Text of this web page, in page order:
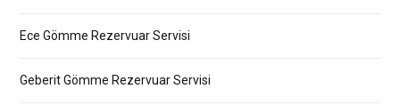
Ece Gömme Rezervuar Servisi
Geberit Gömme Rezervuar Servisi